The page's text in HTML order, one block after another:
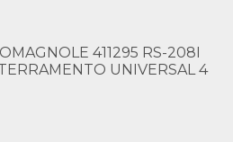
411295 RS-208I
UNIVERSAL 4